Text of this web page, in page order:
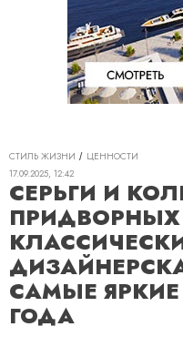
СТИЛЬ ЖИЗНИ
ЦЕННОСТИ
17.09.2025, 12:42
СЕРЬГИ И
САМЫЕ
ГОДА